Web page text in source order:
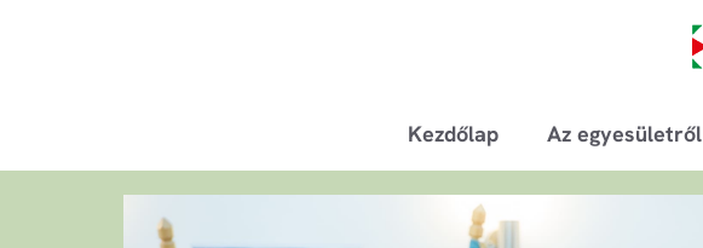
Kezdőlap Az egyesületről